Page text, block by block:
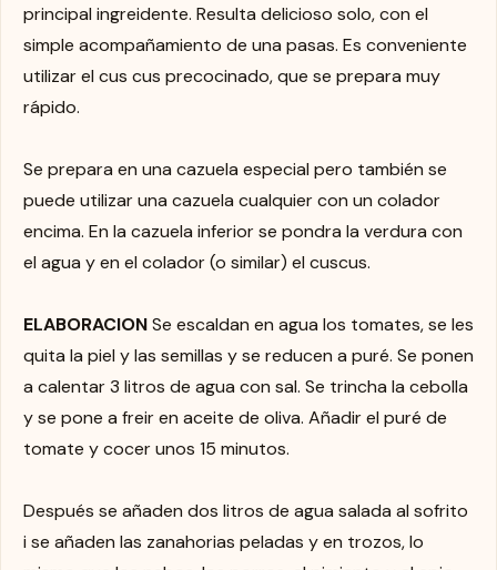
principal ingreidente. Resulta delicioso solo, con el
simple acompañamiento de una pasas. Es conveniente
utilizar el cus cus precocinado, que se prepara muy
rápido.
Se prepara en una cazuela especial pero también se
puede utilizar una cazuela cualquier con un colador
encima. En la cazuela inferior se pondra la verdura con
el agua y en el colador (o similar) el cuscus.
ELABORACIONSe escaldan en agua los tomates, se les
quita la piel y las semillas y se reducen a puré. Se ponen
a calentar 3 litros de agua con sal. Se trincha la cebolla
y se pone a freir en aceite de oliva. Añadir el puré de
tomate y cocer unos 15 minutos.
Después se añaden dos litros de agua salada al sofrito
i se añaden las zanahorias peladas y en trozos, lo